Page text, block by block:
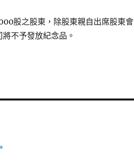
股之股東，除股東親自出席股東
不予發放紀念品。
*